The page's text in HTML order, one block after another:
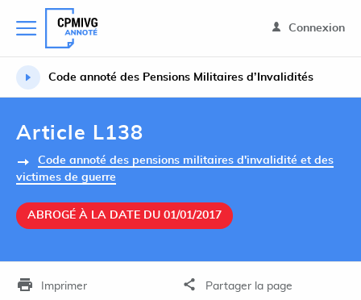
Connexion
Code annoté des Pensions Militaires d’Invalidités
Article L138
Code annoté des pensions militaires d'invalidité et des
victimes de guerre
ABROGÉ À LA DATE DU 01/01/2017
Imprimer Partager la page